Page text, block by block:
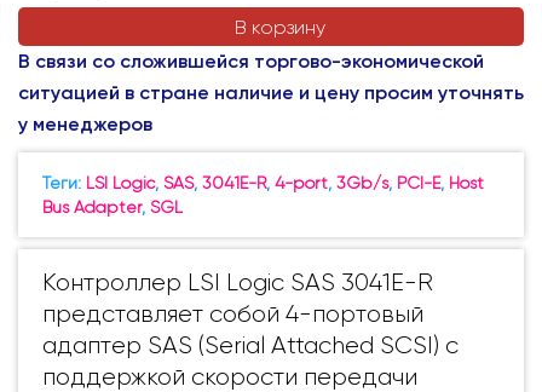
В корзину
В связи со сложившейся торгово-экономической
ситуацией в стране наличие и цену просим уточнять
у менеджеров
Теги: LSI Logic, SAS, 3041E-R, 4-port, 3Gb/s, PCI-E, Host
Bus Adapter, SGL
Контроллер LSI Logic SAS 3041E-R
представляет собой 4-портовый
адаптер SAS (Serial Attached SCSI) с
поддержкой скорости передачи